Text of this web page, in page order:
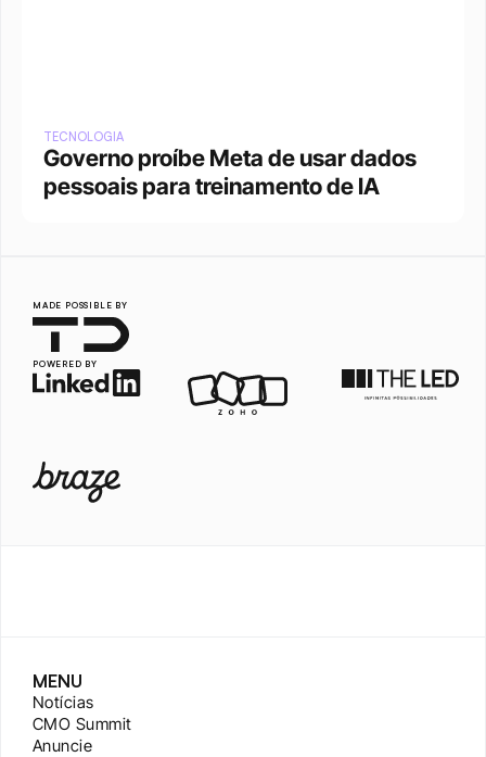
TECNOLOGIA
Governo proíbe Meta de usar dados
pessoais para treinamento de IA
MADE POSSIBLE BY
POWERED BY
MENU
Notícias
CMO Summit
Anuncie